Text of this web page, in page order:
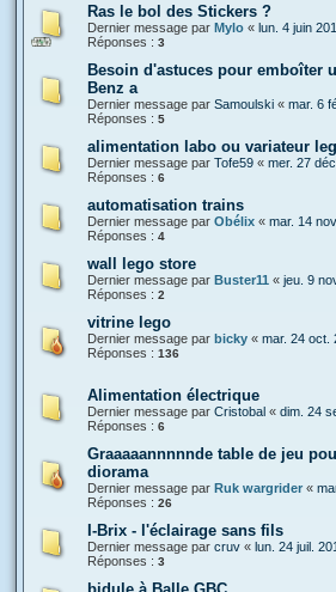
Ras le bol des Stickers ?
Dernier message par Mylo « lun. 4 juin
Réponses : 3
Besoin d'astuces pour emboîter
Benz a
Dernier message par Samoulski « mar. 6
Réponses : 5
alimentation labo ou variateur
Dernier message par Tofe59 « mer. 27
Réponses : 6
automatisation trains
Dernier message par Obélix « mar. 14
Réponses : 4
wall lego store
Dernier message par Buster11 « jeu. 9
Réponses : 2
vitrine lego
Dernier message par bicky « mar. 24 oct.
Réponses : 136
Alimentation électrique
Dernier message par Cristobal « dim. 24
Réponses : 6
Graaaaannnnnde table de jeu
diorama
Dernier message par Ruk wargrider «
Réponses : 26
I-Brix - l'éclairage sans fils
Dernier message par cruv « lun. 24 juil.
Réponses : 3